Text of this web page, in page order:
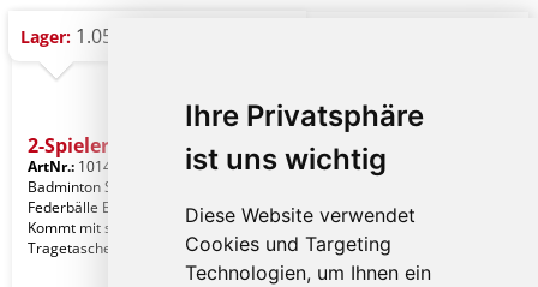
Ihre Privatsphäre
ist uns wichtig
Diese Website verwendet
Cookies und Targeting
Technologien, um Ihnen ein
Lager: 1.052 St.
2-Spieler Badminton-Set
ArtNr.: 10148396
Badminton Set bestehend aus 2
Federbälle Badminton Schläger und 2.
Kommt mit seiner eigenen Kunststoff-
Tragetasche mit S